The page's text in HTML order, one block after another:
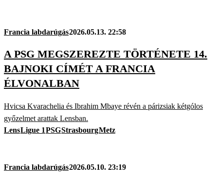
Francia labdarúgás2026.05.13. 22:58
A PSG MEGSZEREZTE TÖRTÉNETE 14.
BAJNOKI CÍMÉT A FRANCIA
ÉLVONALBAN
Hvicsa Kvarachelia és Ibrahim Mbaye révén a párizsiak kétgólos
győzelmet arattak Lensban.
LensLigue 1PSGStrasbourgMetz
Francia labdarúgás2026.05.10. 23:19